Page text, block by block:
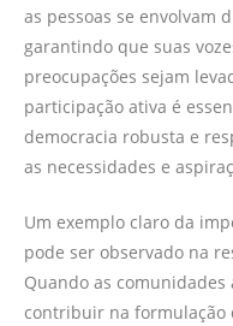
as pessoas se envolvam
garantindo que suas
preocupações sejam
participação ativa é
democracia robusta e
as necessidades e
Um exemplo claro da
pode ser observado na
Quando as
contribuir na formulação